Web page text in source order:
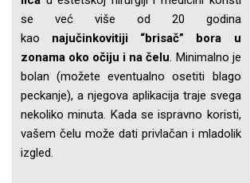
se već više od 20 godina
kao najučinkovitiji “brisač” bora u
zonama oko očiju i na čelu. Minimalno je
bolan (možete eventualno osetiti blago
peckanje), a njegova aplikacija traje svega
nekoliko minuta. Kada se ispravno koristi,
vašem čelu može dati privlačan i mladolik
izgled.